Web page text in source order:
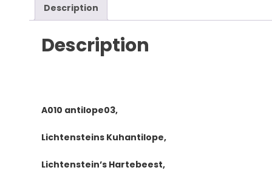
Sigmoceros
lichtensteinii
quantity
Description
Description
A010 antilope03,
Lichtensteins Kuhantilope,
Lichtenstein’s Hartebeest,